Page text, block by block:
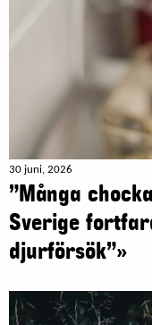
30 juni, 2026
”Många
Sverige
djurförsök”»